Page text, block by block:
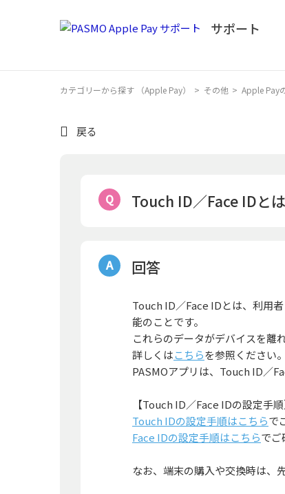
カテゴリーから探す （Apple Pay） > その他 > Apple Pay
戻る
Touch ID／Face IDと
回答
Touch ID／Face IDとは、利用
能のことです。
これらのデータがデバイスを離
詳しくはこちらを参照ください。
PASMOアプリは、Touch ID／
【Touch ID／Face IDの設定手順
Touch IDの設定手順はこちらで
Face IDの設定手順はこちらでご
なお、端末の購入や交換時は、